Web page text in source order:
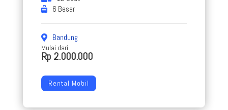
6 Besar
Bandung
Mulai dari
Rp 2.000.000
Rental Mobil